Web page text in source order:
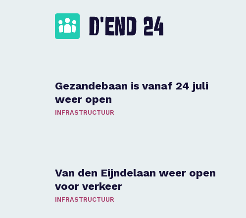
Gezandebaan is vanaf 24 juli
weer open
INFRASTRUCTUUR
Van den Eijndelaan weer open
voor verkeer
INFRASTRUCTUUR